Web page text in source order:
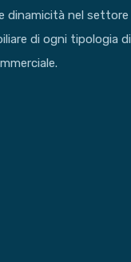
dinamicità nel settore
di ogni tipologia di